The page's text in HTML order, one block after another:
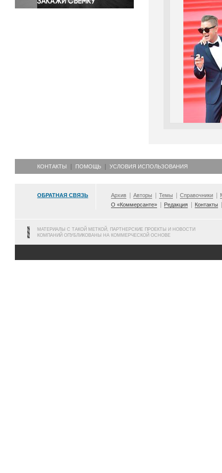
КОНТАКТЫ ПОМОЩЬ УСЛОВИЯ ИСПОЛЬЗОВАНИЯ
ОБРАТНАЯ СВЯЗЬ Архив Авторы Темы Справочники
О «Коммерсанте»
Редакция Контакты
МАТЕРИАЛЫ С ТАКОЙ МЕТКОЙ, ПАРТНЕРСКИЕ ПРОЕКТЫ И НОВОСТИ
КОМПАНИЙ ОПУБЛИКОВАНЫ НА КОММЕРЧЕСКОЙ ОСНОВЕ